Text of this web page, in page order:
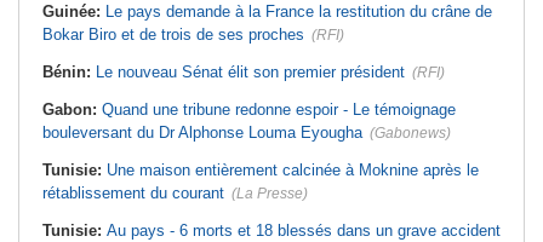
Guinée: Le pays demande à la France la restitution du crâne de
Bokar Biro et de trois de ses proches (RFI)
Bénin: Le nouveau Sénat élit son premier président (RFI)
Gabon: Quand une tribune redonne espoir - Le témoignage
bouleversant du Dr Alphonse Louma Eyougha (Gabonews)
Tunisie: Une maison entièrement calcinée à Moknine après le
rétablissement du courant (La Presse)
Tunisie: Au pays - 6 morts et 18 blessés dans un grave accident